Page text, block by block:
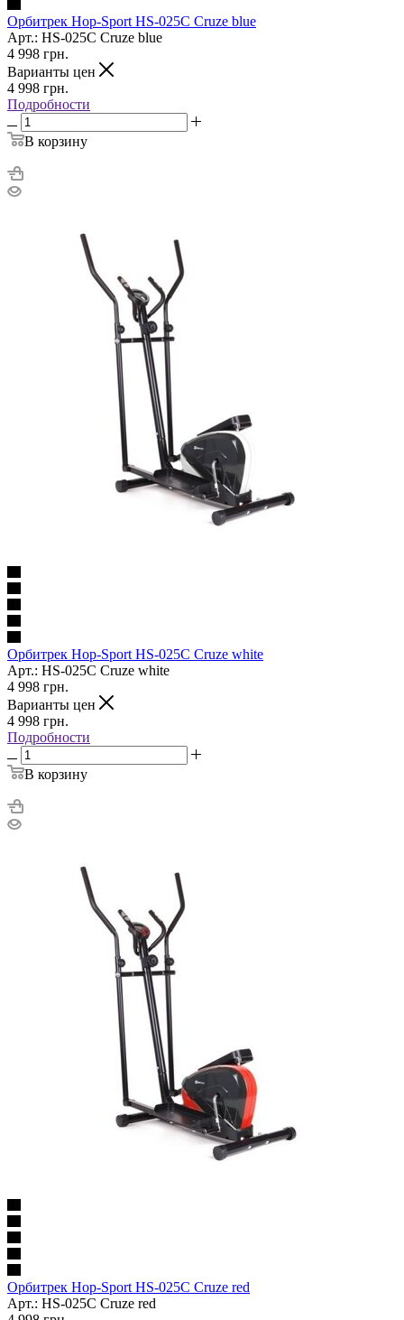
Орбитрек Hop-Sport HS-025C Cruze blue
Арт.: HS-025C Cruze blue
4 998 грн.
Варианты цен
4 998 грн.
Подробности
В корзину
Орбитрек Hop-Sport HS-025C Cruze white
Арт.: HS-025C Cruze white
4 998 грн.
Варианты цен
4 998 грн.
Подробности
В корзину
Орбитрек Hop-Sport HS-025C Cruze red
Арт.: HS-025C Cruze red